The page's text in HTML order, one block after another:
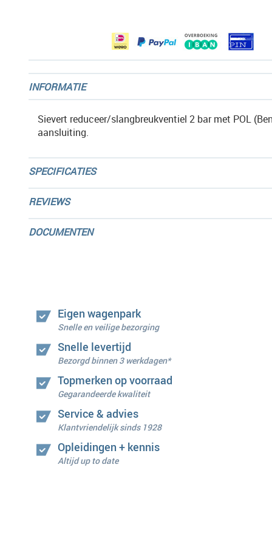
INFORMATIE
Sievert reduceer/slangbreukventiel 2 bar met POL
aansluiting.
SPECIFICATIES
REVIEWS
DOCUMENTEN
Eigen wagenpark
Snelle en veilige bezorging
Snelle levertijd
Bezorgd binnen 3 werkdagen*
Topmerken op voorraad
Gegarandeerde kwaliteit
Service & advies
Klantvriendelijk sinds 1928
Opleidingen + kennis
Altijd up to date